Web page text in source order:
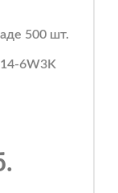
500 шт.
6W3K